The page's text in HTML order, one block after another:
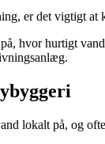
er det vigtigt
hvor hurtigt
lokalt på, og